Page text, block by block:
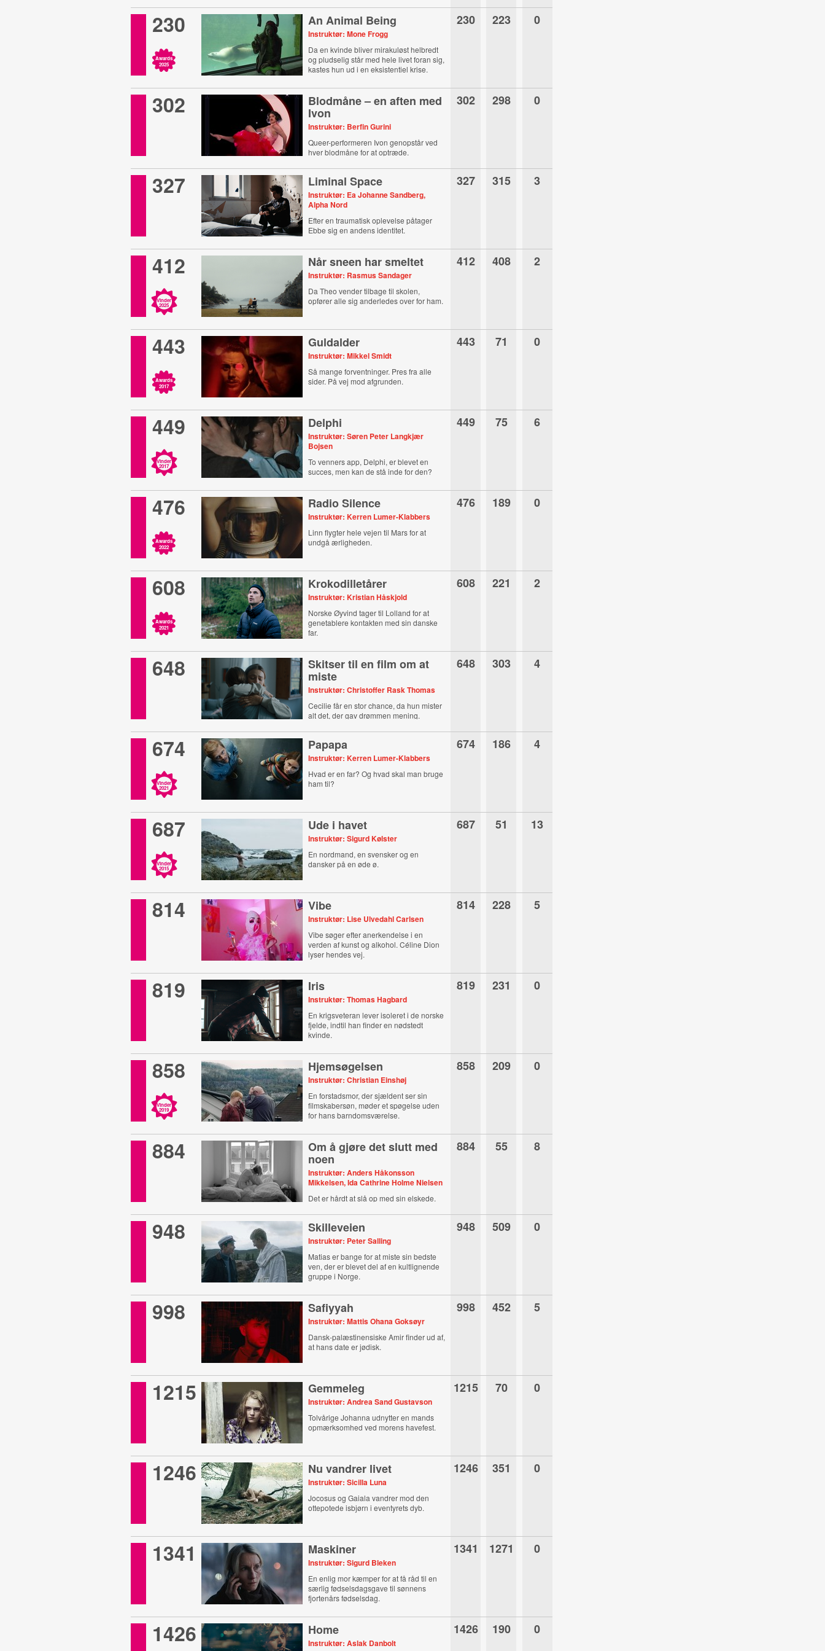
230
Awards
2025
An Animal Being
Instruktør: Mone Frogg
Da en kvinde bliver mirakuløst helbredt
og pludselig står med hele livet foran sig,
kastes hun ud i en eksistentiel krise.
230 223 0
302 Blodmåne – en aften med
Ivon
Instruktør: Berfin Gurini
Queer-performeren Ivon genopstår ved
hver blodmåne for at optræde.
302 298 0
327 Liminal Space
Instruktør: Ea Johanne Sandberg,
Alpha Nord
Efter en traumatisk oplevelse påtager
Ebbe sig en andens identitet.
327 315 3
412
Vinder
2025
Når sneen har smeltet
Instruktør: Rasmus Sandager
Da Theo vender tilbage til skolen,
opfører alle sig anderledes over for ham.
412 408 2
443
Awards
2017
Guldalder
Instruktør: Mikkel Smidt
Så mange forventninger. Pres fra alle
sider. På vej mod afgrunden.
443 71 0
449
Vinder
2017
Delphi
Instruktør: Søren Peter Langkjær
Bojsen
To venners app, Delphi, er blevet en
succes, men kan de stå inde for den?
449 75 6
476
Awards
2022
Radio Silence
Instruktør: Kerren Lumer-Klabbers
Linn flygter hele vejen til Mars for at
undgå ærligheden.
476 189 0
608
Awards
2021
Krokodilletårer
Instruktør: Kristian Håskjold
Norske Øyvind tager til Lolland for at
genetablere kontakten med sin danske
far.
608 221 2
648 Skitser til en film om at
miste
Instruktør: Christoffer Rask Thomas
Cecilie får en stor chance, da hun mister
alt det, der gav drømmen mening.
648 303 4
674
Vinder
2021
Papapa
Instruktør: Kerren Lumer-Klabbers
Hvad er en far? Og hvad skal man bruge
ham til?
674 186 4
687
Vinder
2015
Ude i havet
Instruktør: Sigurd Kølster
En nordmand, en svensker og en
dansker på en øde ø.
687 51 13
814 Vibe
Instruktør: Lise Ulvedahl Carlsen
Vibe søger efter anerkendelse i en
verden af kunst og alkohol. Céline Dion
lyser hendes vej.
814 228 5
819 Iris
Instruktør: Thomas Hagbard
En krigsveteran lever isoleret i de norske
fjelde, indtil han finder en nødstedt
kvinde.
819 231 0
858
Vinder
2019
Hjemsøgelsen
Instruktør: Christian Einshøj
En forstadsmor, der sjældent ser sin
filmskabersøn, møder et spøgelse uden
for hans barndomsværelse.
858 209 0
884 Om å gjøre det slutt med
noen
Instruktør: Anders Håkonsson
Mikkelsen, Ida Cathrine Holme Nielsen
Det er hårdt at slå op med sin elskede.
884 55 8
948 Skilleveien
Instruktør: Peter Salling
Matias er bange for at miste sin bedste
ven, der er blevet del af en kultlignende
gruppe i Norge.
948 509 0
998 Safiyyah
Instruktør: Mattis Ohana Goksøyr
Dansk-palæstinensiske Amir finder ud af,
at hans date er jødisk.
998 452 5
1215 Gemmeleg
Instruktør: Andrea Sand Gustavson
Tolvårige Johanna udnytter en mands
opmærksomhed ved morens havefest.
1215 70 0
1246 Nu vandrer livet
Instruktør: Sicilla Luna
Jocosus og Gaiala vandrer mod den
ottepotede isbjørn i eventyrets dyb.
1246 351 0
1341 Maskiner
Instruktør: Sigurd Bleken
En enlig mor kæmper for at få råd til en
særlig fødselsdagsgave til sønnens
fjortenårs fødselsdag.
1341 1271 0
1426 Home
Instruktør: Aslak Danbolt
1426 190 0